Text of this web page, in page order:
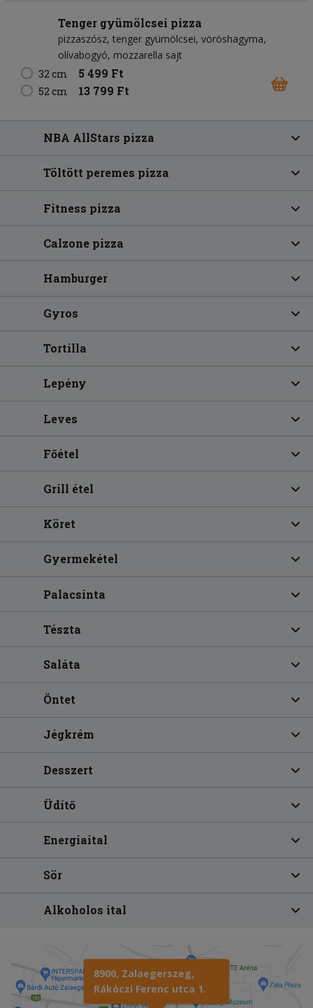
Tenger gyümölcsei pizza
pizzaszósz tenger gyümölcsei vöröshagyma
olívabogyó mozzarella sajt
32 cm
5 499 Ft
52 cm 13 799 Ft
NBA AllStars pizza
Töltött peremes pizza
Fitness pizza
Calzone pizza
Hamburger
Gyros
Tortilla
Lepény
Leves
Főétel
Grill étel
Köret
Gyermekétel
Palacsinta
Tészta
Saláta
Öntet
Jégkrém
Desszert
Üdítő
Energiaital
Sör
Alkoholos ital
8900, Zalaegerszeg,
Rákóczi Ferenc utca 1.